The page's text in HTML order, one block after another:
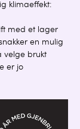
klimaeffekt:
med et lager
en mulig
velge brukt
er jo